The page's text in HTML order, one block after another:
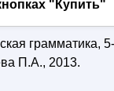
"Купить"
грамматика,
П.А., 2013.